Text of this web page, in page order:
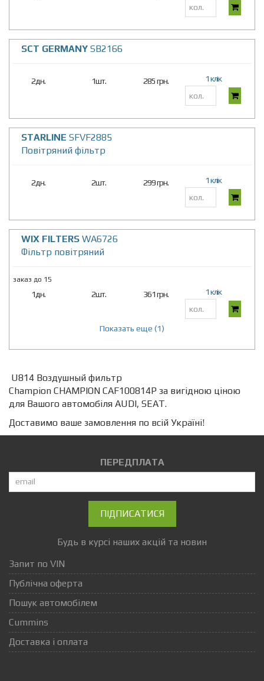
SCT GERMANY SB2166
2дн. 1шт. 285 грн. 1 клік
STARLINE SFVF2885
Повітряний фільтр
2дн. 2шт. 299 грн. 1 клік
WIX FILTERS WA6726
Фільтр повітряний
заказ до 15
1дн. 2шт. 361 грн. 1 клік
Показать еще (1)
U814 Воздушный фильтр
Champion CHAMPION CAF100814P за вигідною ціною
для Вашого автомобіля AUDI, SEAT.
Доставимо ваше замовлення по всій Україні!
ПЕРЕДПЛАТА
ПІДПИСАТИСЯ
Будь в курсі наших акцій та новин
Запит по VIN
Публічна оферта
Пошук автомобілем
Cummins
Доставка і оплата